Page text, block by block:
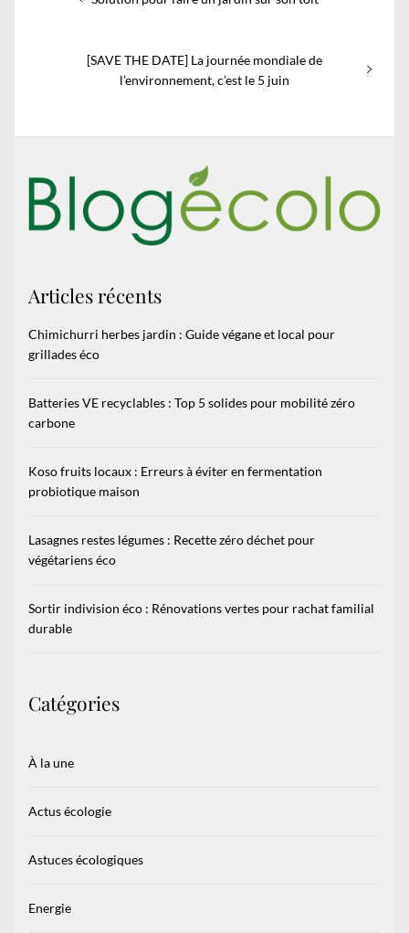
Next
[SAVE THE DATE] La journée mondiale de
l’environnement, c’est le 5 juin
Articles récents
Chimichurri herbes jardin : Guide végane et local pour
grillades éco
Batteries VE recyclables : Top 5 solides pour mobilité zéro
carbone
Koso fruits locaux : Erreurs à éviter en fermentation
probiotique maison
Lasagnes restes légumes : Recette zéro déchet pour
végétariens éco
Sortir indivision éco : Rénovations vertes pour rachat familial
durable
Catégories
À la une
Actus écologie
Astuces écologiques
Energie